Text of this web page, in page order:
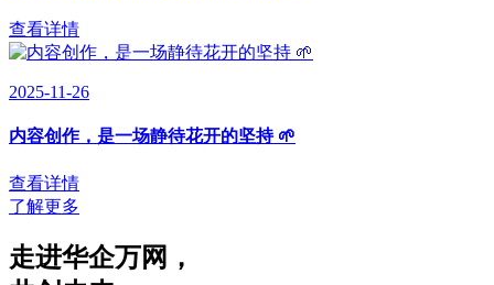
查看详情
2025-11-26
内容创作，是一场静待花开的坚持 🌱
查看详情
了解更多
走进华企万网 ，